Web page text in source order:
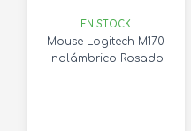
EN STOCK
Mouse Logitech M170
Inalámbrico Rosado